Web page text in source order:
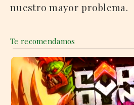
nuestro mayor problema.